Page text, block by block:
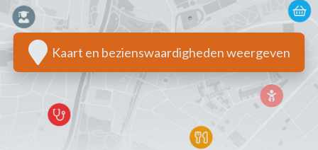
Kaart en bezienswaardigheden weergeven